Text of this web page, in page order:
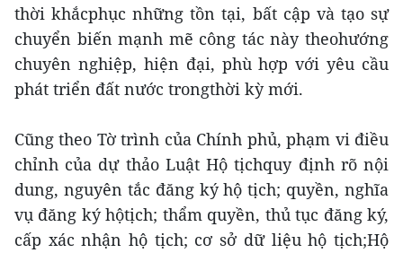
thời khắcphục những tồn tại, bất cập và tạo sự
chuyển biến mạnh mẽ công tác này theohướng
chuyên nghiệp, hiện đại, phù hợp với yêu cầu
phát triển đất nước trongthời kỳ mới.
Cũng theo Tờ trình của Chính phủ, phạm vi điều
chỉnh của dự thảo Luật Hộ tịchquy định rõ nội
dung, nguyên tắc đăng ký hộ tịch; quyền, nghĩa
vụ đăng ký hộtịch; thẩm quyền, thủ tục đăng ký,
cấp xác nhận hộ tịch; cơ sở dữ liệu hộ tịch;Hộ